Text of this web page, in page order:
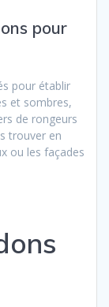
pour
pour établir
et sombres,
de rongeurs
trouver en
ou les façades